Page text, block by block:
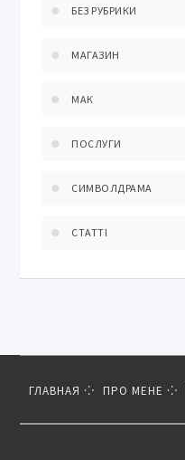
БЕЗ РУБРИКИ
МАГАЗИН
МАК
ПОСЛУГИ
СИМВОЛДРАМА
СТАТТІ
ГЛАВНАЯ ПРО МЕНЕ